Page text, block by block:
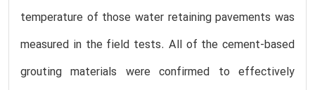
temperature of those water retaining pavements was
measured in the field tests. All of the cement-based
grouting materials were confirmed to effectively